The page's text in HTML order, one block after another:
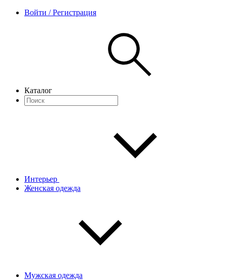
Войти / Регистрация
Каталог
Интерьер
Женская одежда
Мужская одежда